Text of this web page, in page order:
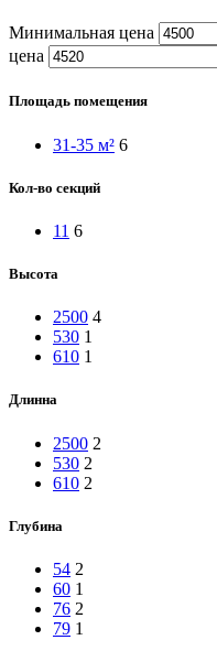
Минимальная цена
цена
Площадь помещения
31-35 м² 6
Кол-во секций
11 6
Высота
2500 4
530 1
610 1
Длинна
2500 2
530 2
610 2
Глубина
54 2
60 1
76 2
79 1